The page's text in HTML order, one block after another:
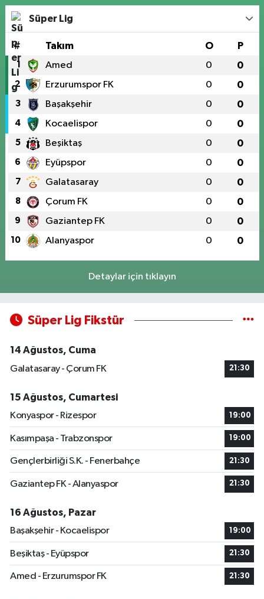
Süper Lig
# Takım O P
1 Amed 0 0
2 Erzurumspor FK 0 0
3 Başakşehir 0 0
4 Kocaelispor 0 0
5 Beşiktaş 0 0
6 Eyüpspor 0 0
7 Galatasaray 0 0
8 Çorum FK 0 0
9 Gaziantep FK 0 0
10 Alanyaspor 0 0
Detaylar için tıklayın
Süper Lig Fikstür
14 Ağustos, Cuma
Galatasaray - Çorum FK
21:30
15 Ağustos, Cumartesi
Konyaspor - Rizespor
19:00
Kasımpaşa - Trabzonspor 19:00
Gençlerbirliği S.K. - Fenerbahçe 21:30
Gaziantep FK - Alanyaspor 21:30
16 Ağustos, Pazar
Başakşehir - Kocaelispor
19:00
Beşiktaş - Eyüpspor 21:30
Amed - Erzurumspor FK 21:30